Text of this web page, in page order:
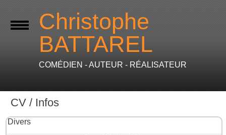
Christophe
BATTAREL
COMÉDIEN - AUTEUR - RÉALISATEUR
CV / Infos
Divers